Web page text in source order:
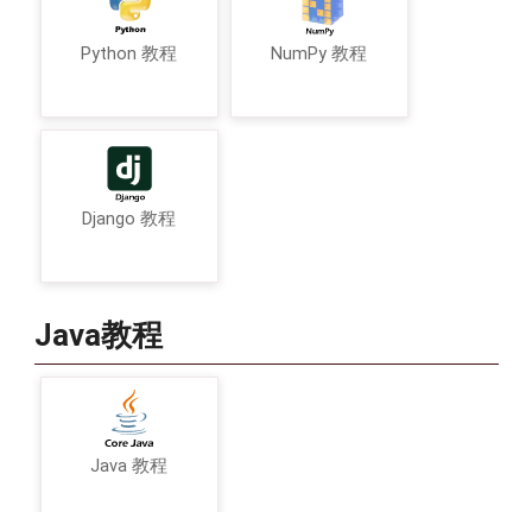
Python 教程 NumPy 教程
Django 教程
Java教程
Java 教程